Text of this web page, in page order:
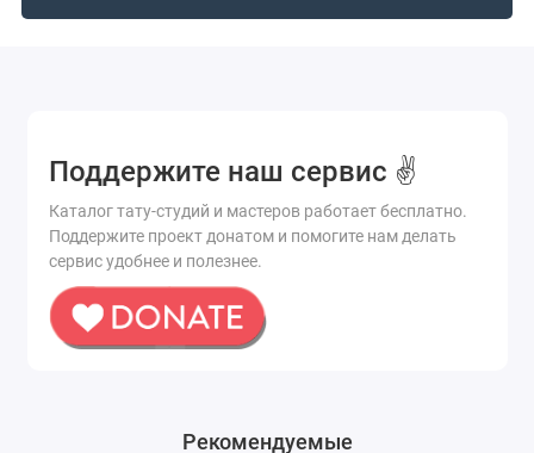
Поддержите наш сервис ✌️
Каталог тату-студий и мастеров работает бесплатно.
Поддержите проект донатом и помогите нам делать
сервис удобнее и полезнее.
Рекомендуемые